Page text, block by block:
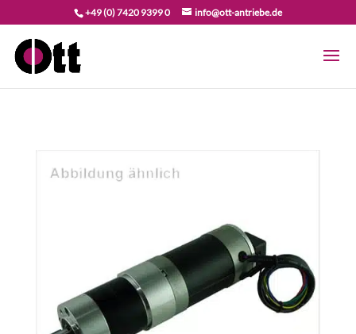
+49 (0) 7420 9399 0 info@ott-antriebe.de